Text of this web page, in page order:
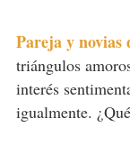
Pareja y novias
triángulos
interés
igualmente.